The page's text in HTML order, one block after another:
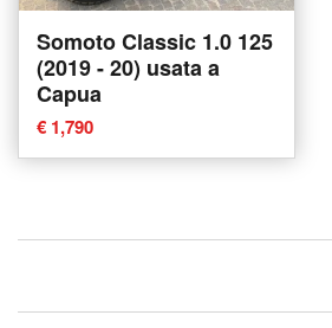
Somoto Classic 1.0 125
(2019 - 20) usata a
Capua
€ 1,790